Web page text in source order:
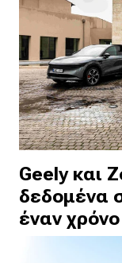
Geely και
δεδομένα
έναν χρόνο